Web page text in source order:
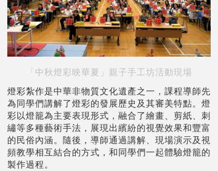
「中秋燈彩映華夏」親子手工坊活動現場
燈彩紮作是中華非物質文化遺產之一，課程導師先
為同學們講解了燈彩的發展歷史及其審美特點。燈
彩以燈籠為主要表現形式，融合了繪畫、剪紙、刺
繡等多種藝術手法，展現出繽紛的視覺效果和豐富
的民俗內涵。隨後，導師通過講解、現場演示及視
頻教學相互結合的方式，和同學們一起體驗燈籠的
製作過程。